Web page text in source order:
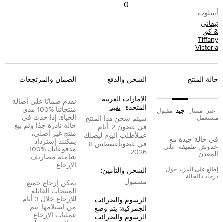
أسلوب
تيفاني
& كو.
Tiffany
Victoria
0
حالة المنتج
غير
مستعمل
ممتاز جيد مقبول
في حالة جيدة مع
خدوش طفيفة على
المعدن.
إطلع على المزيد حول
درجات الحالة
الشحن والدفع
الإمارات العربية
المتحدة
تغيير
سيتم شحن هذا المنتج
في غضون 2
أيام
عملأطلب اليوم ليصلك
في غضون
أغسطس 8,
2026
الشحن والتأمين:
مشمول
الرسوم والضرائب
الجمركية: يتم وضع
الرسوم والضرائب
الضمان والمرتجعات
نقدم ضمانًا على أصالة
منتجاتنا %100 مدى
الحياة. إذا حدث في
حالة نادرة جدًا وتم بيع
منتج غير أصلي،
يمكنك إسترداد
مدفوعاتك %100،
شاملة مصاريف
الإرجاع.
يمكن إرجاع جميع
المنتجات القابلة
للإرجاع خلال 3 أيام
من استلامها. تتم
عمليات الإرجاع